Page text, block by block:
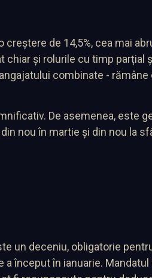
creștere de 14,5%, cea mai
și rolurile cu timp parțial
combinate - rămâne
De asemenea, este
nou în martie și din nou la
un deceniu, obligatorie
a început în ianuarie.